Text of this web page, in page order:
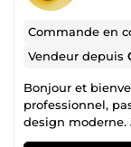
Commande en
Vendeur depuis
Bonjour et
professionnel,
design moderne.
créateurs à